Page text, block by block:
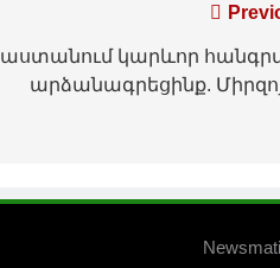
կարևոր
արձանագրեցինք.